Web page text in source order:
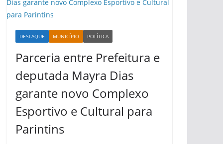
DESTAQUE MUNICÍPIO POLÍTICA
Parceria entre Prefeitura e
deputada Mayra Dias
garante novo Complexo
Esportivo e Cultural para
Parintins